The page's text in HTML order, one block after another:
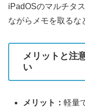
iPadOSのマルチタ
ながらメモを取るな
メリットと注
い
メリット：軽量